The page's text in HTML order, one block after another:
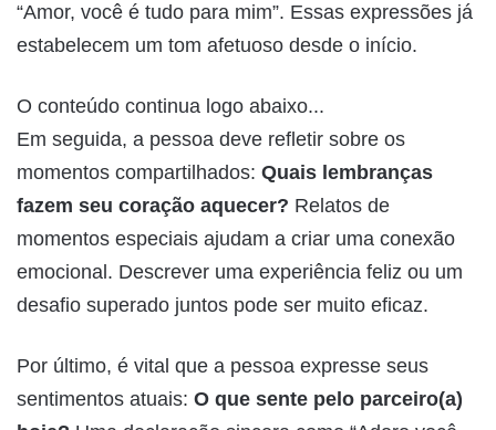
“Amor, você é tudo para mim”. Essas expressões já
estabelecem um tom afetuoso desde o início.
O conteúdo continua logo abaixo...
Em seguida, a pessoa deve refletir sobre os
momentos compartilhados: Quais lembranças
fazem seu coração aquecer? Relatos de
momentos especiais ajudam a criar uma conexão
emocional. Descrever uma experiência feliz ou um
desafio superado juntos pode ser muito eficaz.
Por último, é vital que a pessoa expresse seus
sentimentos atuais: O que sente pelo parceiro(a)